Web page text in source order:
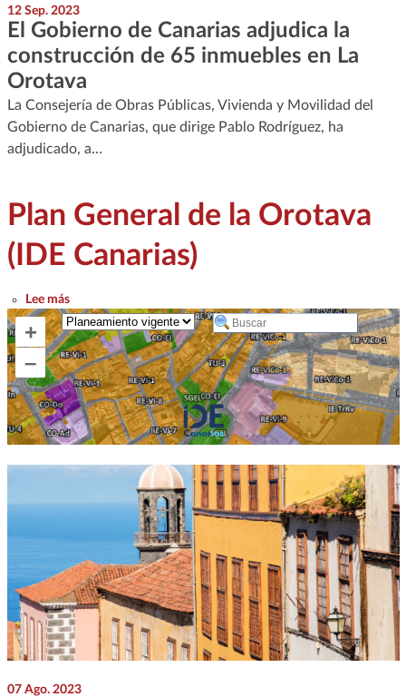
12 Sep. 2023
El Gobierno de Canarias adjudica la
construcción de 65 inmuebles en La
Orotava
La Consejería de Obras Públicas, Vivienda y Movilidad del
Gobierno de Canarias, que dirige Pablo Rodríguez, ha
adjudicado, a…
Plan General de la Orotava
(IDE Canarias)
Lee mássobre Plan General de la Orotava (IDE Canarias)
07 Ago. 2023